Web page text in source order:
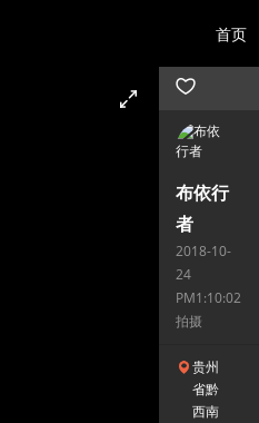
首页
布依行
者
2018-10-
24
PM1:10:02
拍摄
贵州
省黔
西南